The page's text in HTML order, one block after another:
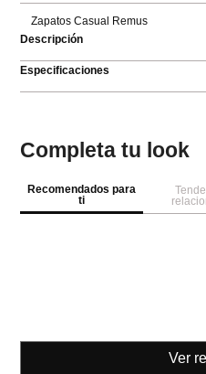
Zapatos Casual Remus
Descripción
Especificaciones
Completa tu look
Recomendados para
ti
Ver